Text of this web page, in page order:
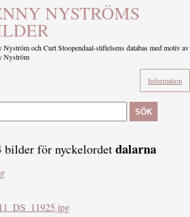
NYSTRÖMS
Nyström och Curt Stoopendaal-stiftelsens databas med motiv av
Nyström
Information
SÖK
bilder för nyckelordetdalarna